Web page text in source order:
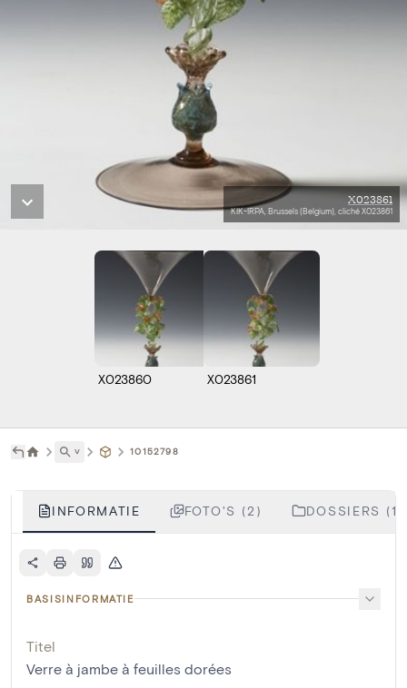
X023861
KIK-IRPA, Brussels (Belgium), cliché X023861
X023860 X023861
˅ 10152798
INFORMATIE FOTO'S (2) DOSSIERS (1)
BASISINFORMATIE
Titel
Verre à jambe à feuilles dorées